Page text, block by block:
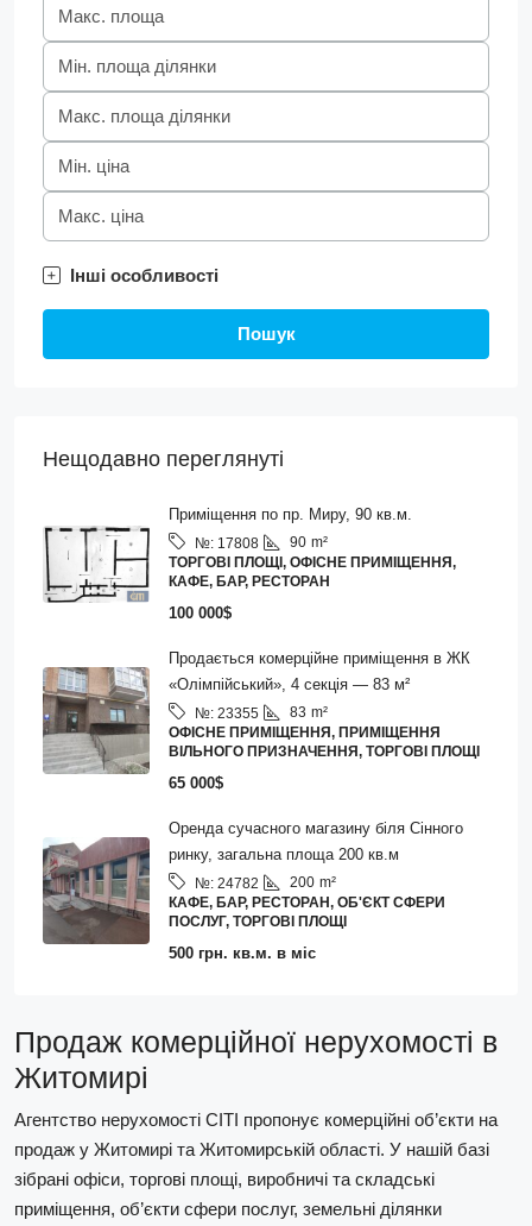
Інші особливості
Пошук
Нещодавно переглянуті
Приміщення по пр. Миру, 90 кв.м.
№: 17808 90 m²
ТОРГОВІ ПЛОЩІ, ОФІСНЕ ПРИМІЩЕННЯ,
КАФЕ, БАР, РЕСТОРАН
100 000$
Продається комерційне приміщення в ЖК
«Олімпійський», 4 секція — 83 м²
№: 23355 83 m²
ОФІСНЕ ПРИМІЩЕННЯ, ПРИМІЩЕННЯ
ВІЛЬНОГО ПРИЗНАЧЕННЯ, ТОРГОВІ ПЛОЩІ
65 000$
Оренда сучасного магазину біля Сінного
ринку, загальна площа 200 кв.м
№: 24782 200 m²
КАФЕ, БАР, РЕСТОРАН, ОБ'ЄКТ СФЕРИ
ПОСЛУГ, ТОРГОВІ ПЛОЩІ
500 грн. кв.м. в міс
Продаж комерційної нерухомості в
Житомирі
Агентство нерухомості СІТІ пропонує комерційні об’єкти на
продаж у Житомирі та Житомирській області. У нашій базі
зібрані офіси, торгові площі, виробничі та складські
приміщення, об’єкти сфери послуг, земельні ділянки